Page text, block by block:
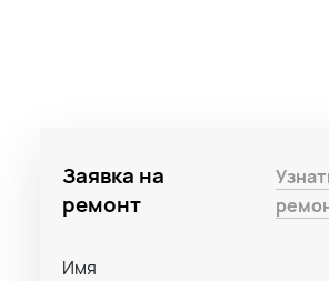
Заявка на
ремонт
Имя